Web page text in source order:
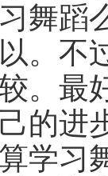
舞蹈
。不
。最
的进
学习